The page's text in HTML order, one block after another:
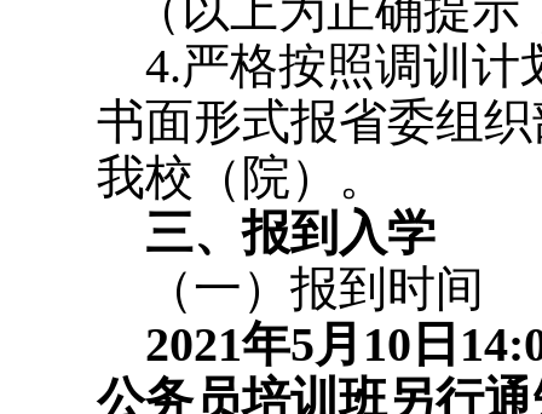
4.严格按照调训计
书面形式报省委组
我校（院）。
三、报到入学
（一）报到时间
2021年5月10日
公务员培训班另行